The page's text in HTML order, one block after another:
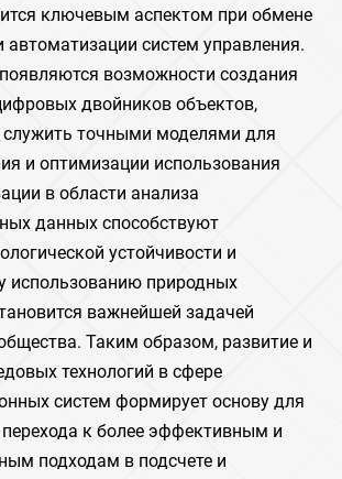
ключевым аспектом при обмене
систем управления.
возможности создания
двойников объектов,
служить точными моделями для
и оптимизации использования
в области анализа
данных способствуют
устойчивости и
использованию природных
важнейшей задачей
Таким образом, развитие и
технологий в сфере
систем формирует основу для
перехода к более эффективным и
подходам в подсчете и